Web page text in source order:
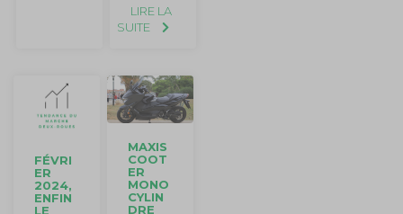
LIRE LA
SUITE
FÉVRI
ER
2024,
ENFIN
LE
MAXIS
COOT
ER
MONO
CYLIN
DRE